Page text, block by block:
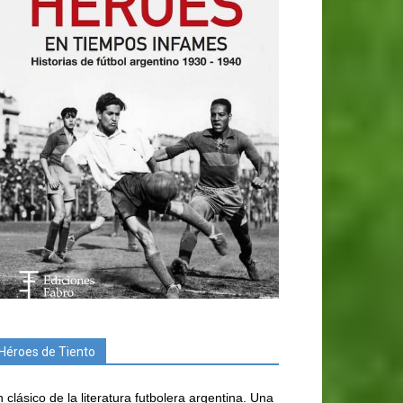
de Tiento
clásico de la literatura futbolera argentina. Una